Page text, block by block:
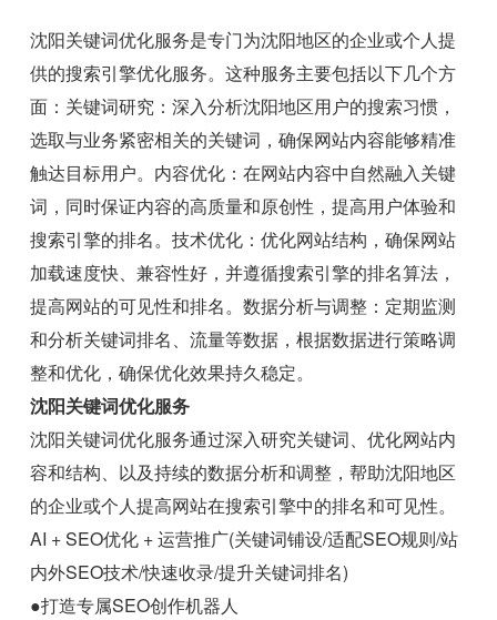
沈阳关键词优化服务是专门为沈阳地区的企业或个人提
供的搜索引擎优化服务。这种服务主要包括以下几个方
面：关键词研究：深入分析沈阳地区用户的搜索习惯，
选取与业务紧密相关的关键词，确保网站内容能够精准
触达目标用户。内容优化：在网站内容中自然融入关键
词，同时保证内容的高质量和原创性，提高用户体验和
搜索引擎的排名。技术优化：优化网站结构，确保网站
加载速度快、兼容性好，并遵循搜索引擎的排名算法，
提高网站的可见性和排名。数据分析与调整：定期监测
和分析关键词排名、流量等数据，根据数据进行策略调
整和优化，确保优化效果持久稳定。
沈阳关键词优化服务
沈阳关键词优化服务通过深入研究关键词、优化网站内
容和结构、以及持续的数据分析和调整，帮助沈阳地区
的企业或个人提高网站在搜索引擎中的排名和可见性。
AI + SEO优化 + 运营推广(关键词铺设/适配SEO规则/站
内外SEO技术/快速收录/提升关键词排名)
●打造专属SEO创作机器人